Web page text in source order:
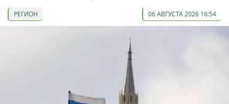
РЕГИОН 06 АВГУСТА 2026 16:54